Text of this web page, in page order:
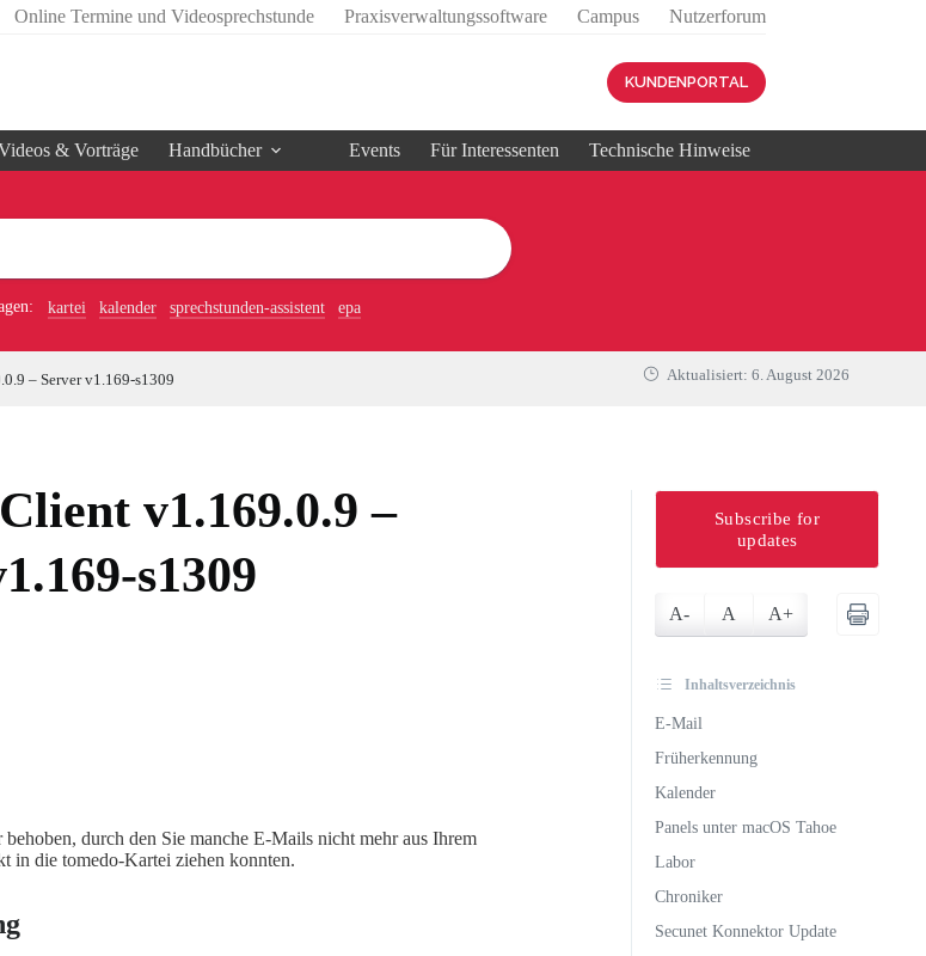
Online Termine und Videosprechstunde Praxisverwaltungssoftware Campus Nutzerforum
KUNDENPORTAL
& Vorträge Handbücher Events Für Interessenten Technische Hinweise
kartei kalender sprechstunden-assistent epa
– Server v1.169-s1309 Aktualisiert: 6. August 2026
v1.169.0.9 –
s1309
durch den Sie manche E-Mails nicht mehr aus Ihrem
in die tomedo-Kartei ziehen konnten.
Subscribe for
updates
A- A A+
Inhaltsverzeichnis
E-Mail
Früherkennung
Kalender
Panels unter macOS Tahoe
Labor
Chroniker
Secunet Konnektor Update